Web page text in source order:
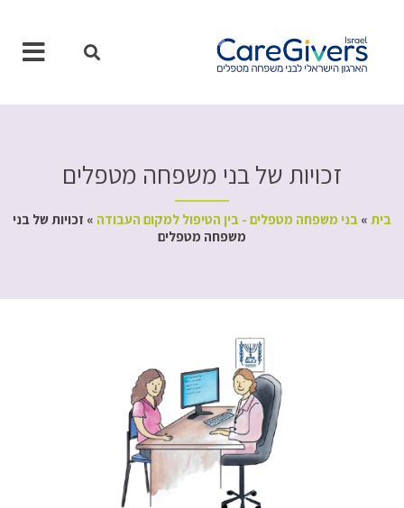
זכויות של בני משפחה מטפלים
בית » בני משפחה מטפלים - בין הטיפול למקום העבודה » זכויות של בני
משפחה מטפלים